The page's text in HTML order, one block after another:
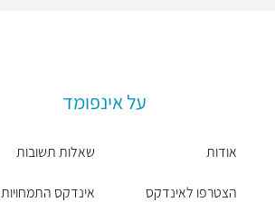
על אינפומד
אודות
הצטרפו לאינדקס
שאלות תשובות
אינדקס התמחויות